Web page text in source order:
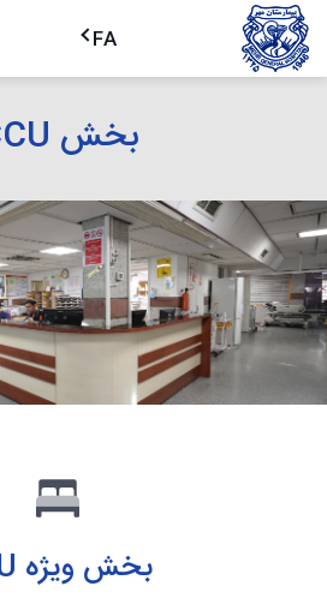
FA
بخش CCU
بخش ویژه CCU